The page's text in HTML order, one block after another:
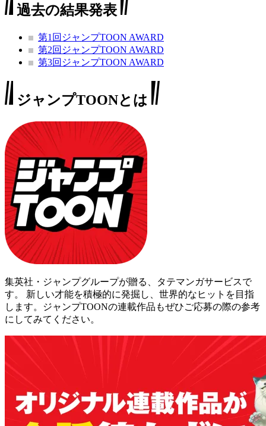
過去の結果発表
第1回ジャンプTOON AWARD
第2回ジャンプTOON AWARD
第3回ジャンプTOON AWARD
ジャンプTOONとは
集英社・ジャンプグループが贈る、タテマンガサービスで
す。 新しい才能を積極的に発掘し、世界的なヒットを目指
します。ジャンプTOONの連載作品もぜひご応募の際の参考
にしてみてください。